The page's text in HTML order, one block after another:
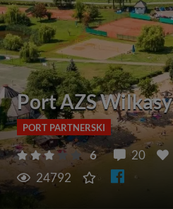
Port AZS Wilkasy
PORT PARTNERSKI
6 20
24792